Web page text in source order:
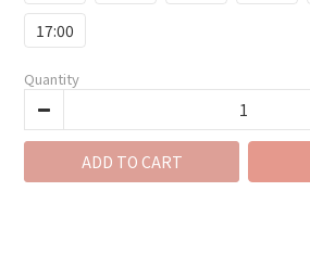
17:00
Quantity
ADD TO CART